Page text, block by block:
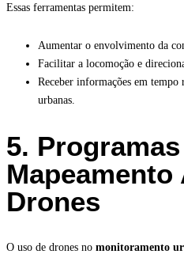
Essas ferramentas permitem:
Aumentar o envolvimento da
Facilitar a locomoção e
Receber informações em tempo
urbanas.
5.
Mapeamento
Drones
O uso de drones no monitoramento